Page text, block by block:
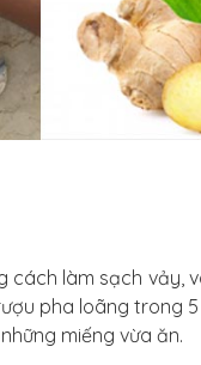
cách làm sạch vảy,
pha loãng trong
miếng vừa ăn.